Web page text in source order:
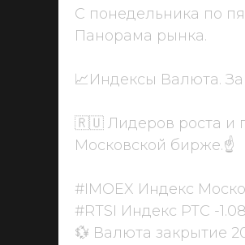
С понедельника по
Панорама рынка.
📈Индексы Валюта.
🇷🇺 Лидеров роста и
Московской бирже.☝️
#IMOEX Индекс
#RTSI Индекс РТС -
💱 Валюта закрытие